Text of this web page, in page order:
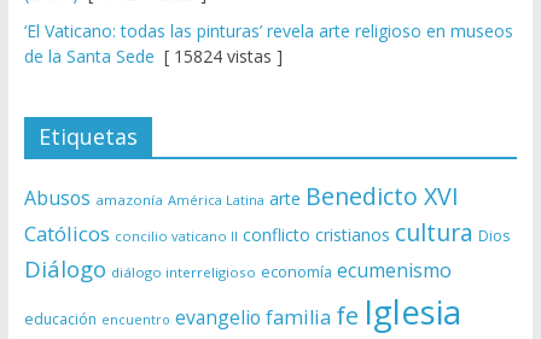
‘El Vaticano: todas las pinturas’ revela arte religioso en museos
de la Santa Sede [ 15824 vistas ]
Etiquetas
Abusos amazonía América Latina arte Benedicto XVI
Católicos concilio vaticano II conflicto cristianos cultura Dios
Diálogo diálogo interreligioso economía ecumenismo
educación encuentro evangelio familia fe Iglesia